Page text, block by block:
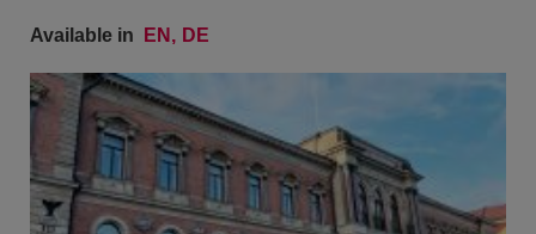
Available in EN DE